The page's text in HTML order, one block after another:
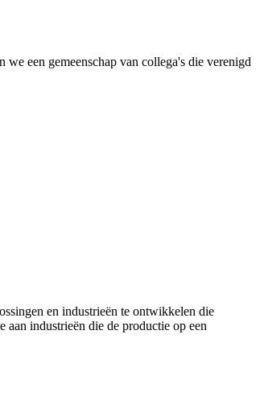
een gemeenschap van collega's die verenigd
en industrieën te ontwikkelen die
industrieën die de productie op een